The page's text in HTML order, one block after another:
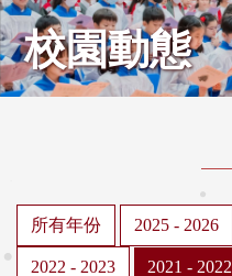
校園動態
所有年份 2025 - 2026
2022 - 2023 2021 - 2022